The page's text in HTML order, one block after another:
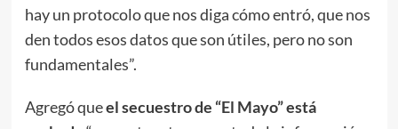
hay un protocolo que nos diga cómo entró, que nos
den todos esos datos que son útiles, pero no son
fundamentales”.
Agregó queel secuestro de “El Mayo” está